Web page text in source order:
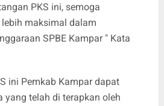
PKS ini, semoga
maksimal dalam
SPBE Kampar " Kata
ini Pemkab Kampar dapat
yang telah di terapkan oleh